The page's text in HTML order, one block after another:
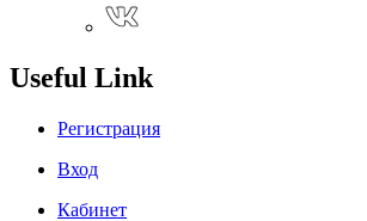
Useful Link
Регистрация
Вход
Кабинет